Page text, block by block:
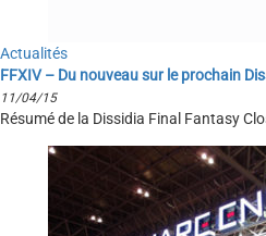
Actualités
FFXIV – Du nouveau sur le prochain
11/04/15
Résumé de la Dissidia Final Fantasy